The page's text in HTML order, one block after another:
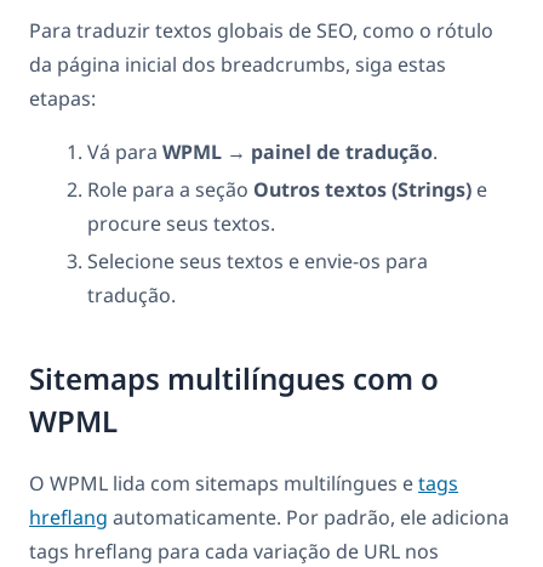
Para traduzir textos globais de SEO, como o rótulo
da página inicial dos breadcrumbs, siga estas
etapas:
Vá para WPML → painel de tradução.
Role para a seção Outros textos (Strings) e
procure seus textos.
Selecione seus textos e envie-os para
tradução.
Sitemaps multilíngues com o
WPML
O WPML lida com sitemaps multilíngues etags
hreflang automaticamente. Por padrão, ele adiciona
tags hreflang para cada variação de URL nos